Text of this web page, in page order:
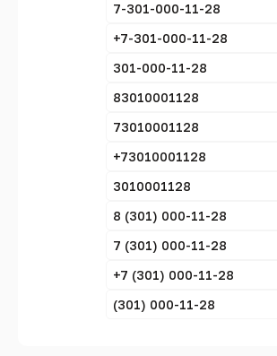
7-301-000-11-28
+7-301-000-11-28
301-000-11-28
83010001128
73010001128
+73010001128
3010001128
8 (301) 000-11-28
7 (301) 000-11-28
+7 (301) 000-11-28
(301) 000-11-28